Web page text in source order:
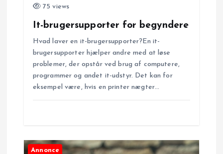
75 views
It-brugersupporter for begyndere
Hvad laver en it-brugersupporter?En it-
brugersupporter hjælper andre med at løse
problemer, der opstår ved brug af computere,
programmer og andet it-udstyr. Det kan for
eksempel være, hvis en printer nægter…
Annonce